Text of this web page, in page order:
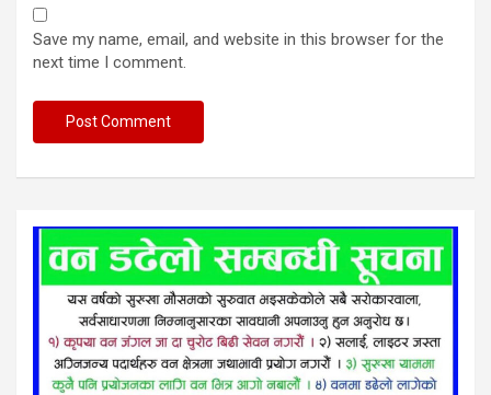
Save my name, email, and website in this browser for the
next time I comment.